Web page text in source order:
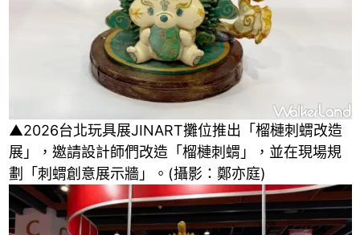
▲2026台北玩具展JINART攤位推出「榴槤刺蝟改造
展」，邀請設計師們改造「榴槤刺蝟」，並在現場規
劃「刺蝟創意展示牆」。(攝影：鄭亦庭)